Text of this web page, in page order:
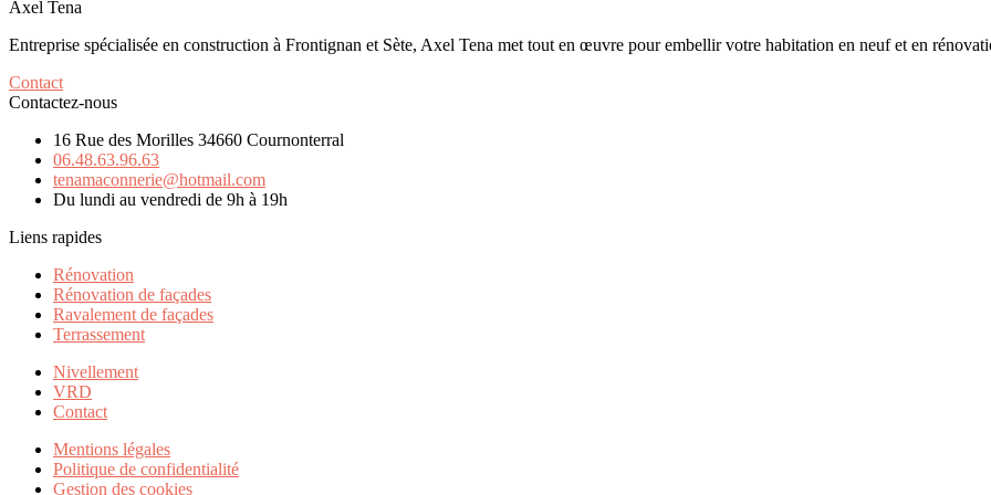
Axel Tena
Entreprise spécialisée en construction à Frontignan et Sète, Axel Tena met tout en œuvre pour embellir votre habitation en neuf et en
Contact
Contactez-nous
16 Rue des Morilles 34660 Cournonterral
06.48.63.96.63
tenamaconnerie@hotmail.com
Du lundi au vendredi de 9h à 19h
Liens rapides
Rénovation
Rénovation de façades
Ravalement de façades
Terrassement
Nivellement
VRD
Contact
Mentions légales
Politique de confidentialité
Gestion des cookies